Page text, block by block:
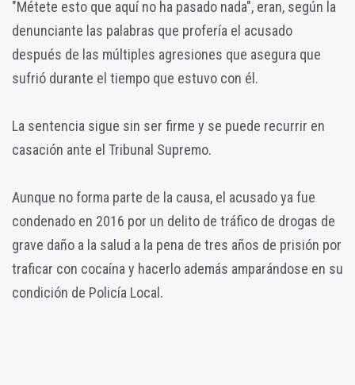
"Métete esto que aquí no ha pasado nada", eran, según la
denunciante las palabras que profería el acusado
después de las múltiples agresiones que asegura que
sufrió durante el tiempo que estuvo con él.
La sentencia sigue sin ser firme y se puede recurrir en
casación ante el Tribunal Supremo.
Aunque no forma parte de la causa, el acusado ya fue
condenado en 2016 por un delito de tráfico de drogas de
grave daño a la salud a la pena de tres años de prisión por
traficar con cocaína y hacerlo además amparándose en su
condición de Policía Local.